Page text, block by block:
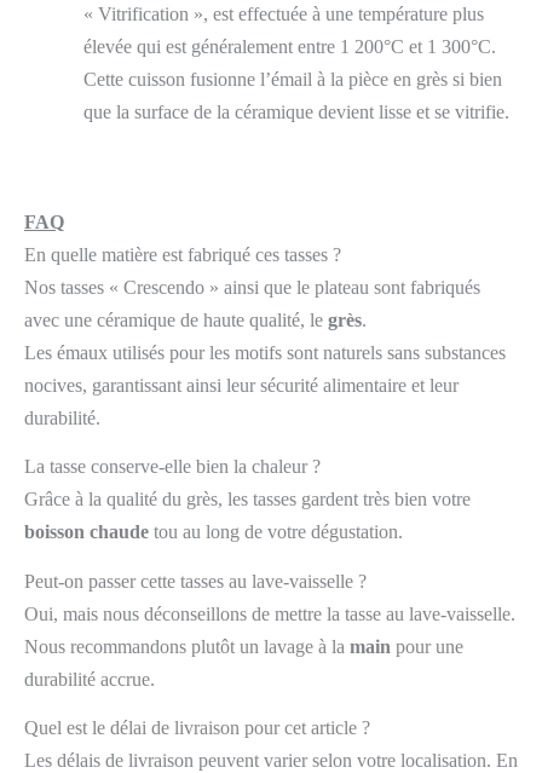
« Vitrification », est effectuée à une température plus
élevée qui est généralement entre 1 200°C et 1 300°C.
Cette cuisson fusionne l’émail à la pièce en grès si bien
que la surface de la céramique devient lisse et se vitrifie.
FAQ
En quelle matière est fabriqué ces tasses ?
Nos tasses « Crescendo » ainsi que le plateau sont fabriqués
avec une céramique de haute qualité, le grès.
Les émaux utilisés pour les motifs sont naturels sans substances
nocives, garantissant ainsi leur sécurité alimentaire et leur
durabilité.
La tasse conserve-elle bien la chaleur ?
Grâce à la qualité du grès, les tasses gardent très bien votre
boisson chaude tou au long de votre dégustation.
Peut-on passer cette tasses au lave-vaisselle ?
Oui, mais nous déconseillons de mettre la tasse au lave-vaisselle.
Nous recommandons plutôt un lavage à la main pour une
durabilité accrue.
Quel est le délai de livraison pour cet article ?
Les délais de livraison peuvent varier selon votre localisation. En